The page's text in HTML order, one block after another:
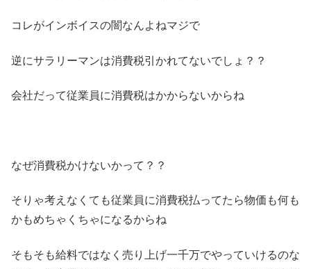
コレがインボイスの闇なんよねマジで
逆にサラリーマンは消費税引かれてないでしょ？？
会社だって従業員に消費税はかからないからね
なぜ消費税かけないかって？？
そりゃ考えなくても従業員に消費税払ってたら物価も何も
かもめちゃくちゃになるからね
そもそも給料ではなく売り上げ一千万でやっていけるのな